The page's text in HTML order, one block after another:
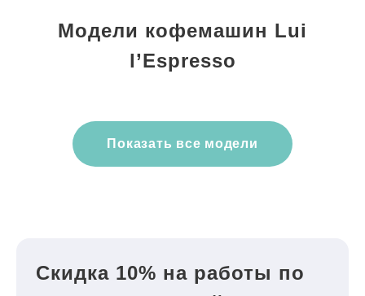
Модели кофемашин Lui
l’Espresso
Показать все модели
Скидка 10% на работы по